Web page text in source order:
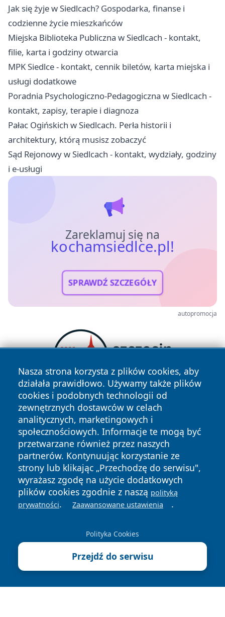
Jak się żyje w Siedlcach? Gospodarka, finanse i
codzienne życie mieszkańców
Miejska Biblioteka Publiczna w Siedlcach - kontakt,
filie, karta i godziny otwarcia
MPK Siedlce - kontakt, cennik biletów, karta miejska i
usługi dodatkowe
Poradnia Psychologiczno-Pedagogiczna w Siedlcach -
kontakt, zapisy, terapie i diagnoza
Pałac Ogińskich w Siedlcach. Perła historii i
architektury, którą musisz zobaczyć
Sąd Rejonowy w Siedlcach - kontakt, wydziały, godziny
i e-usługi
Zareklamuj się na
kochamsiedlce.pl!
SPRAWDŹ SZCZEGÓŁY
autopromocja
Nasza strona korzysta z plików cookies, aby
działała prawidłowo. Używamy także plików
cookies i podobnych technologii od
zewnętrznych dostawców w celach
analitycznych, marketingowych i
społecznościowych. Informacje te mogą być
przetwarzane również przez naszych
partnerów. Kontynuując korzystanie ze
strony lub klikając „Przechodzę do serwisu",
wyrażasz zgodę na użycie dodatkowych
plików cookies zgodnie z naszą polityką
prywatności. Zaawansowane ustawienia .
Polityka Cookies
Przejdź do serwisu
Copyright © 2026 kochamsiedlce.pl Wszystkie prawa
zastrzeżone.